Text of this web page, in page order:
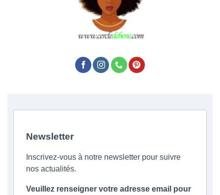
Newsletter
Inscrivez-vous à notre newsletter pour suivre
nos actualités.
Veuillez renseigner votre adresse email pour